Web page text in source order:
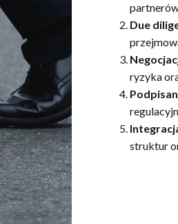
Due
ryzyka
struktur